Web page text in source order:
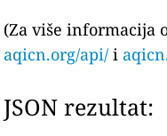
(Za više informacija
aqicn.org/api/ i
JSON rezultat: